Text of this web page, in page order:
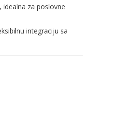
, idealna za poslovne
integraciju sa